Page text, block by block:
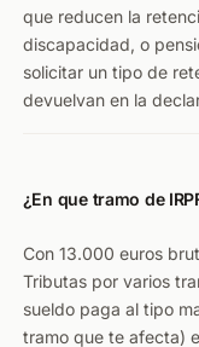
que reducen la
discapacidad, o
solicitar un tipo de
devuelvan en la
¿En que tramo de
Con 13.000 euros
Tributas por varios
sueldo paga al tipo
tramo que te afecta)